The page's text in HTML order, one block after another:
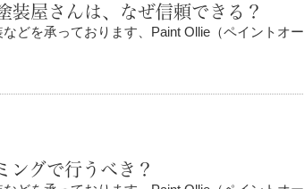
装屋さんは、なぜ信頼できる？
どを承っております、Paint Ollie（ペイントオー
信頼できる証のひとつが「一級塗装技能士」で
ングで行うべき？